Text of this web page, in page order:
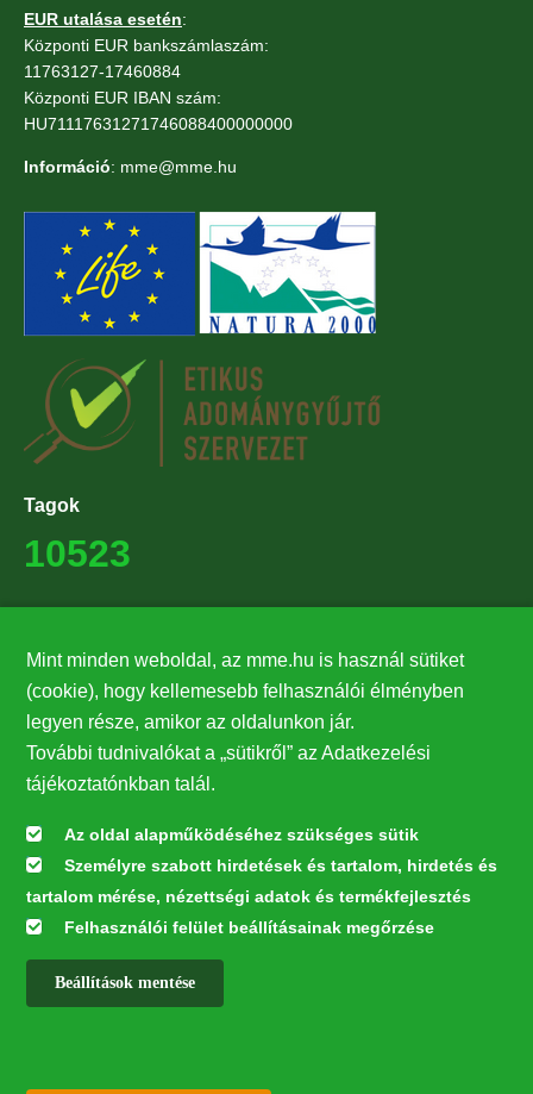
EUR utalása esetén:
Központi EUR bankszámlaszám:
11763127-17460884
Központi EUR IBAN szám:
HU71117631271746088400000000
Információ: mme@mme.hu
Tagok
10523
27224
Hírlevél feliratkozás
Értesüljön elsőként legfrissebb híreinkről, eseményeinkről!
Feliratkozás
Mint minden weboldal, az mme.hu is használ sütiket
(cookie), hogy kellemesebb felhasználói élményben
legyen része, amikor az oldalunkon jár.
További tudnivalókat a „sütikről” az Adatkezelési
tájékoztatónkban talál.
Az oldal alapműködéséhez szükséges sütik
Személyre szabott hirdetések és tartalom, hirdetés és
tartalom mérése, nézettségi adatok és termékfejlesztés
Felhasználói felület beállításainak megőrzése
Beállítások mentése